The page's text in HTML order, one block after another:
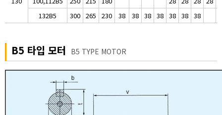
132B5
300 265 230 38 38 38 38 38 38 38
B5 타입 모터 B5 TYPE MOTOR